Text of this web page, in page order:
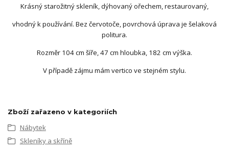
Krásný starožitný skleník, dýhovaný ořechem, restaurovaný,
vhodný k používání. Bez červotoče, povrchová úprava je šelaková
politura.
Rozměr 104 cm šíře, 47 cm hloubka, 182 cm výška.
V případě zájmu mám vertico ve stejném stylu.
Zboží zařazeno v kategoriích
Nábytek
Skleníky a skříně